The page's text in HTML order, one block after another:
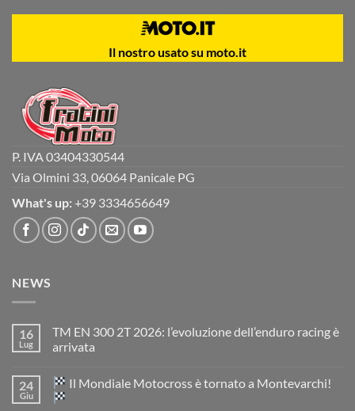
Il nostro usato su moto.it
P. IVA 03404330544
Via Olmini 33, 06064 Panicale PG
What's up: +39 3334656649
NEWS
16
Lug
TM EN 300 2T 2026: l’evoluzione dell’enduro racing è
arrivata
su
TM
EN
24
Giu
Il Mondiale Motocross è tornato a Montevarchi!